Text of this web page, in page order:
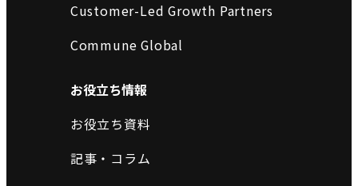
Customer-Led Growth Partners
Commune Global
お役立ち情報
お役立ち資料
記事・コラム